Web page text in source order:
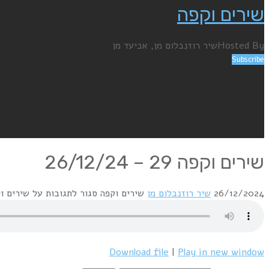
שירים וקפה
Hosted Byשיר רוזנבלום מן, אביעד מן
Subscribe
שירים וקפה 29 – 26/12/24
26/12/2024 שיר רוזנבלום מן שירים וקפה סגור לתגובות על שירים וקפה 29 –
Download file | Play in new window